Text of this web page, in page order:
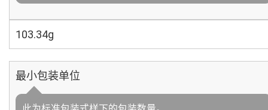
103.34g
最小包装单位